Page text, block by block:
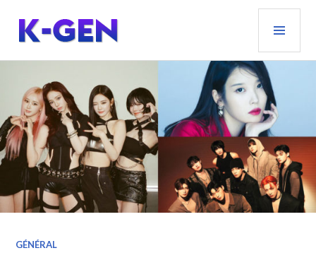
contenu
principal
K-GEN
GÉNÉRAL